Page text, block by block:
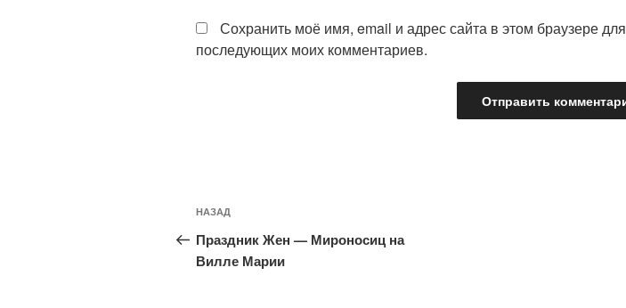
Сохранить моё имя, email и адрес сайта в этом браузере для
последующих моих комментариев.
Навигация
по
записям
Предыдущая
запись:
НАЗАД
Праздник Жен — Мироносиц на
Вилле Марии